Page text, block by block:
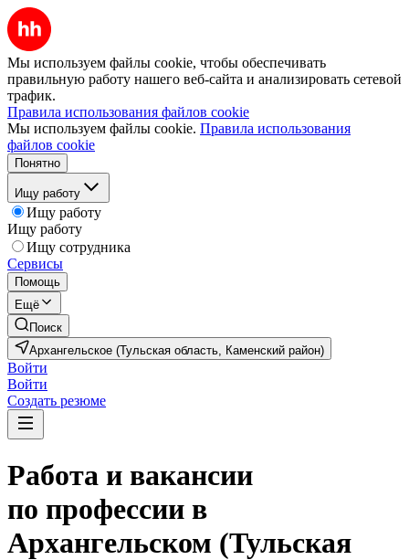
Мы используем файлы cookie, чтобы обеспечивать
правильную работу нашего веб-сайта и анализировать сетевой
трафик.
Правила использования файлов cookie
Мы используем файлы cookie. Правила использования
файлов cookie
Понятно
Ищу работу
Ищу работу
Ищу работу
Ищу сотрудника
Сервисы
Помощь
Ещё
Поиск
Архангельское (Тульская область, Каменский район)
Войти
Войти
Создать резюме
Работа и вакансии
по профессии в
Архангельском (Тульская